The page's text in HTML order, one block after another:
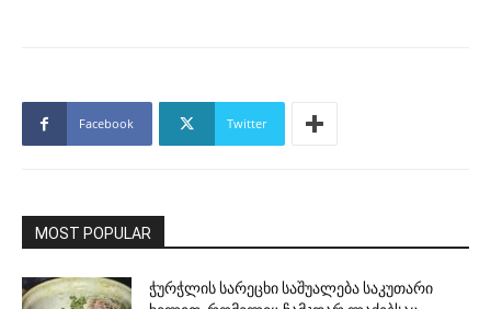
Facebook Twitter
MOST POPULAR
ჭურჭლის სარეცხი საშუალება საკუთარი